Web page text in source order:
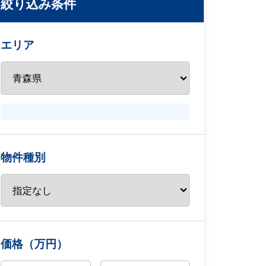
絞り込み条件
エリア
物件種別
価格（万円）